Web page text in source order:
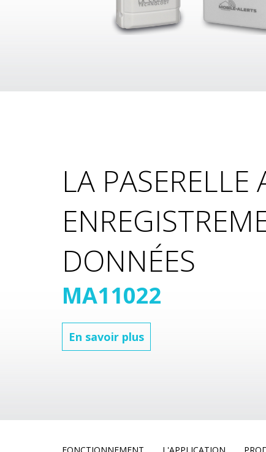
LA PASERELLE
DONNÉES
MA11022
En savoir plus